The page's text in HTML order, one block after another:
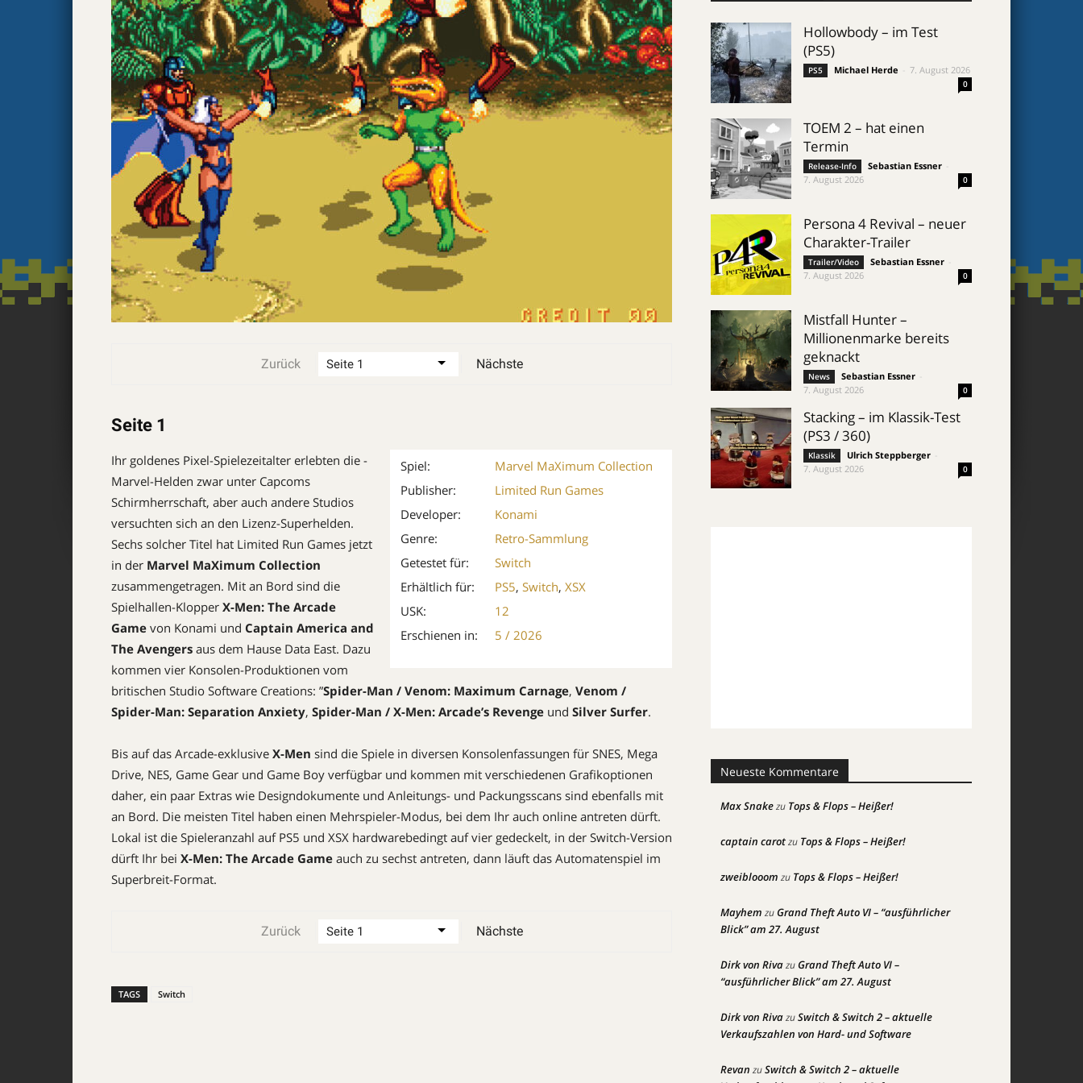
Zurück Nächste
Seite 1
Spiel:
Marvel MaXimum Collection
Publisher:
Limited Run Games
Developer:
Konami
Genre:
Retro-Sammlung
Getestet für:
Switch
Erhältlich für:
PS5, Switch, XSX
USK:
12
Erschienen in:
5 / 2026
Ihr goldenes Pixel-Spiele­zeitalter erlebten die ­
Marvel-Helden zwar unter Capcoms
Schirmherrschaft, aber auch andere Studios
versuchten sich an den Lizenz-Superhelden.
Sechs solcher Titel hat Limited Run Games jetzt
in der Marvel ­MaXimum Collection
zusammengetragen. Mit an Bord sind die
Spielhallen-Klopper X-Men: The Arcade
Game von Konami und Captain America and
The ­Avengers aus dem Hause Data East. Dazu
kommen vier Konsolen-Produktionen vom
britischen Studio Software Creations: ”Spider-Man / Venom: Maximum Carnage, Venom /
Spider-Man: Separation Anxiety, Spider-Man / X-Men: Arcade’s Revenge und Silver Surfer.
Bis auf das Arcade-exklusive X-Men sind die Spiele in diversen Konsolenfassungen für SNES, Mega
Drive, NES, Game Gear und Game Boy verfügbar und kommen mit verschiedenen Grafikoptionen
daher, ein paar Extras wie Designdokumente und Anleitungs- und ­Packungsscans sind ebenfalls mit
an Bord. Die meisten Titel haben einen Mehrspieler-Modus, bei dem Ihr auch online antreten dürft.
Lokal ist die Spieleranzahl auf PS5 und XSX hardwarebedingt auf vier gedeckelt, in der Switch-Version
dürft Ihr bei X-Men: The Arcade Game auch zu sechst antreten, dann läuft das Automatenspiel im
Superbreit-Format.
Zurück Nächste
TAGS Switch
Hollowbody – im Test
(PS5)
PS5 Michael Herde 7. August 2026
0
TOEM 2 – hat einen
Termin
Release-Info Sebastian Essner
7. August 2026
0
Persona 4 Revival – neuer
Charakter-Trailer
Trailer/Video Sebastian Essner
7. August 2026
0
Mistfall Hunter –
Millionenmarke bereits
geknackt
News Sebastian Essner
7. August 2026
0
Stacking – im Klassik-Test
(PS3 / 360)
Klassik Ulrich Steppberger
7. August 2026
0
Neueste Kommentare
Max Snakezu Tops & Flops – Heißer!
captain carotzu Tops & Flops – Heißer!
zweiblooom zu Tops & Flops – Heißer!
Mayhem zuGrand Theft Auto VI – “ausführlicher
Blick” am 27. August
Dirk von RivazuGrand Theft Auto VI –
“ausführlicher Blick” am 27. August
Dirk von RivazuSwitch & Switch 2 – aktuelle
Verkaufszahlen von Hard- und Software
Revan zuSwitch & Switch 2 – aktuelle